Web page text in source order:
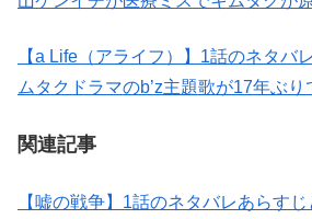
【a Life（アライフ）】1話のネタバ
ムタクドラマのb’z主題歌が17年ぶり
関連記事
【嘘の戦争】1話のネタバレあらす